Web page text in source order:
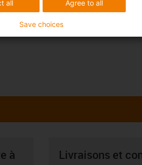
à
Livraisons et
Agree to all
all
Save choices